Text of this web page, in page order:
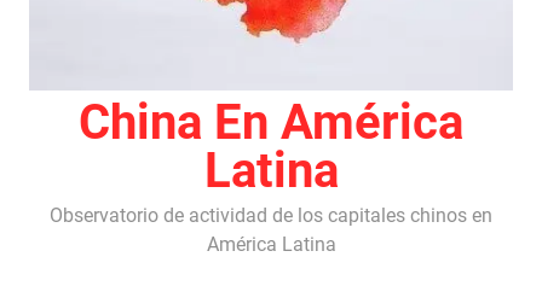
China En América
Latina
Observatorio de actividad de los capitales chinos en
América Latina